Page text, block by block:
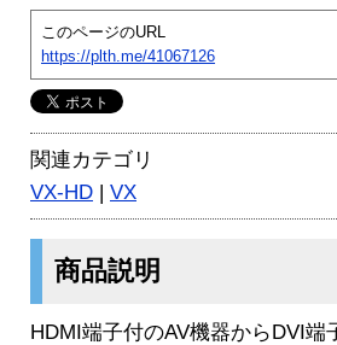
このページのURL
https://plth.me/41067126
関連カテゴリ
VX-HD | VX
商品説明
HDMI端子付のAV機器からDVI